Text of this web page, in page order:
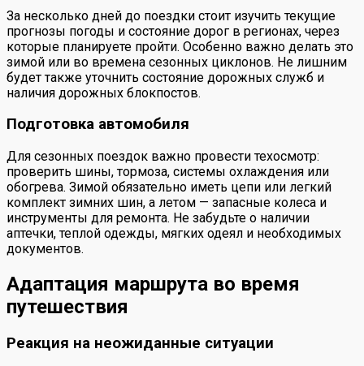
За несколько дней до поездки стоит изучить текущие
прогнозы погоды и состояние дорог в регионах, через
которые планируете пройти. Особенно важно делать это
зимой или во времена сезонных циклонов. Не лишним
будет также уточнить состояние дорожных служб и
наличия дорожных блокпостов.
Подготовка автомобиля
Для сезонных поездок важно провести техосмотр:
проверить шины, тормоза, системы охлаждения или
обогрева. Зимой обязательно иметь цепи или легкий
комплект зимних шин, а летом — запасные колеса и
инструменты для ремонта. Не забудьте о наличии
аптечки, теплой одежды, мягких одеял и необходимых
документов.
Адаптация маршрута во время
путешествия
Реакция на неожиданные ситуации